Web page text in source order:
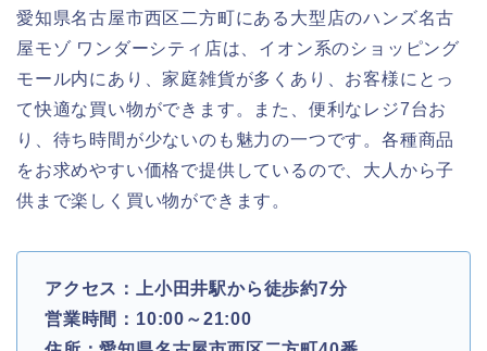
愛知県名古屋市西区二方町にある大型店のハンズ名古
屋モゾ ワンダーシティ店は、イオン系のショッピング
モール内にあり、家庭雑貨が多くあり、お客様にとっ
て快適な買い物ができます。また、便利なレジ7台お
り、待ち時間が少ないのも魅力の一つです。各種商品
をお求めやすい価格で提供しているので、大人から子
供まで楽しく買い物ができます。
アクセス：上小田井駅から徒歩約7分
営業時間：10:00～21:00